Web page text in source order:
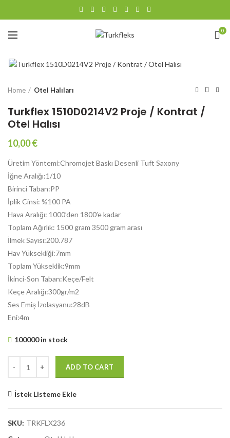
0
Home Otel Halıları
Turkflex 1510D0214V2 Proje / Kontrat /
Otel Halısı
10,00€
Üretim Yöntemi:Chromojet Baskı Desenli Tuft Saxony
İğne Aralığı:1/10
Birinci Taban:PP
İplik Cinsi: %100 PA
Hava Aralığı: 1000’den 1800’e kadar
Toplam Ağırlık: 1500 gram 3500 gram arası
İlmek Sayısı:200.787
Hav Yüksekliği:7mm
Toplam Yükseklik:9mm
İkinci-Son Taban:Keçe/Felt
Keçe Aralığı:300gr/m2
Ses Emiş İzolasyanu:28dB
Eni:4m
100000 in stock
ADD TO CART
İstek Listeme Ekle
SKU: TRKFLX236